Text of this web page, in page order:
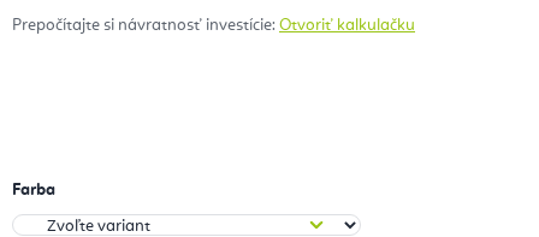
Prepočítajte si návratnosť investície: Otvoriť kalkulačku
Farba